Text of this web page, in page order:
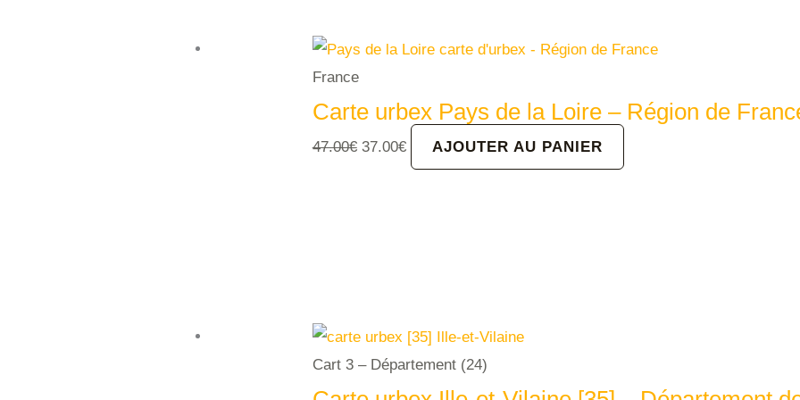
France
Carte urbex Pays de la Loire – Région de
47.00€ Le
37.00€Le
prix
AJOUTER AU PANIER
Cart 3 – Département (24)